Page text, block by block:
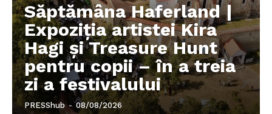
Săptămâna Haferland |
Expoziţia artistei Kira
Hagi şi Treasure Hunt
pentru copii – în a treia
zi a festivalului
PRESShub - 08/08/2026